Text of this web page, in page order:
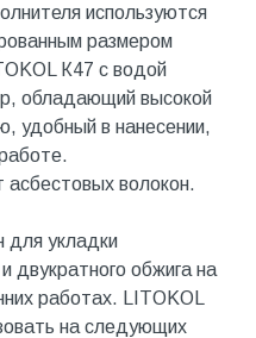
используются
размером
К47 с водой
обладающий высокой
удобный в нанесении,
асбестовых волокон.
для укладки
двукратного обжига на
работах. LITOKOL
на следующих